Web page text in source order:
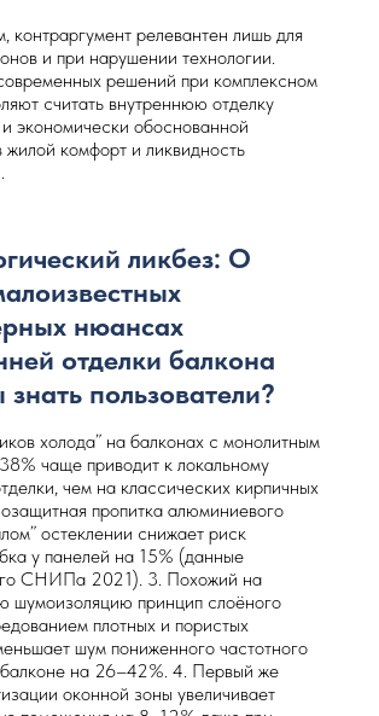
контраргумент релевантен лишь для
и при нарушении технологии.
решений при комплексном
считать внутреннюю отделку
экономически обоснованной
жилой комфорт и ликвидность
ликбез: О
нюансах
отделки балкона
пользователи?
холода” на балконах с монолитным
чаще приводит к локальному
чем на классических кирпичных
пропитка алюминиевого
остеклении снижает риск
у панелей на 15% (данные
СНИПа 2021). 3. Похожий на
шумоизоляцию принцип слоёного
плотных и пористых
шум пониженного частотного
на 26–42%. 4. Первый же
оконной зоны увеличивает